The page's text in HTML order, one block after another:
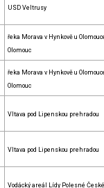
USD Veltrusy
řeka Morava v Hynkově u
Olomouc
řeka Morava v Hynkově u
Olomouc
Vltava pod Lipenskou prehradou
Vltava pod Lipenskou prehradou
Vodácký areál Lídy Polesné